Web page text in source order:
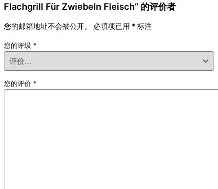
Flachgrill Für Zwiebeln Fleisch” 的评价者
您的邮箱地址不会被公开。 必填项已用 * 标注
您的评级 *
您的评价 *